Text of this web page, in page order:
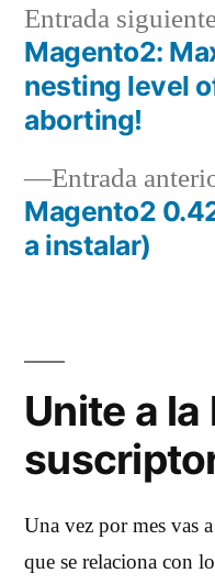
de
entradas
Entrada
Magento2
a instalar)
Entrada
Magento2:
nesting level
aborting!
Unite a
Una vez por mes vas
que se relaciona con